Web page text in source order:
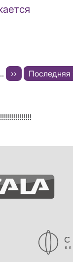
Следующая
››
Последняя
Последняя
!!!!!!!!!!!!!!!!